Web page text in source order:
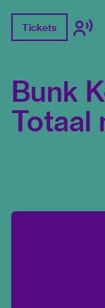
Tickets
Bunk
Totaal